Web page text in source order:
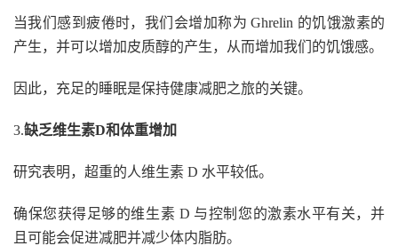
当我们感到疲倦时，我们会增加称为 Ghrelin 的饥饿激素的
产生，并可以增加皮质醇的产生，从而增加我们的饥饿感。
因此，充足的睡眠是保持健康减肥之旅的关键。
3.缺乏维生素D和体重增加
研究表明，超重的人维生素 D 水平较低。
确保您获得足够的维生素 D 与控制您的激素水平有关，并
且可能会促进减肥并减少体内脂肪。